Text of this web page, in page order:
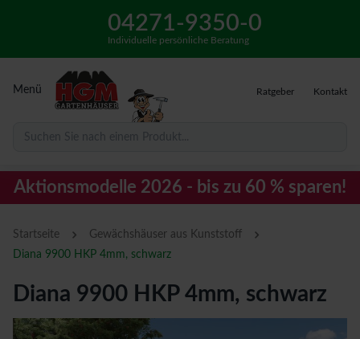
04271-9350-0
Individuelle persönliche Beratung
Menü Ratgeber Kontakt
Suchen Sie nach einem Produkt...
Aktionsmodelle 2026 - bis zu 60 % sparen!
Startseite › Gewächshäuser aus Kunststoff ›
Diana 9900 HKP 4mm, schwarz
Diana 9900 HKP 4mm, schwarz